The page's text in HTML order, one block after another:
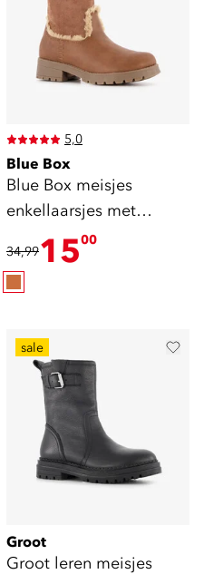
5,0
Blue Box
Blue Box meisjes
enkellaarsjes met
imitatiebont cognac
34,991500
sale
Groot
Groot leren meisjes